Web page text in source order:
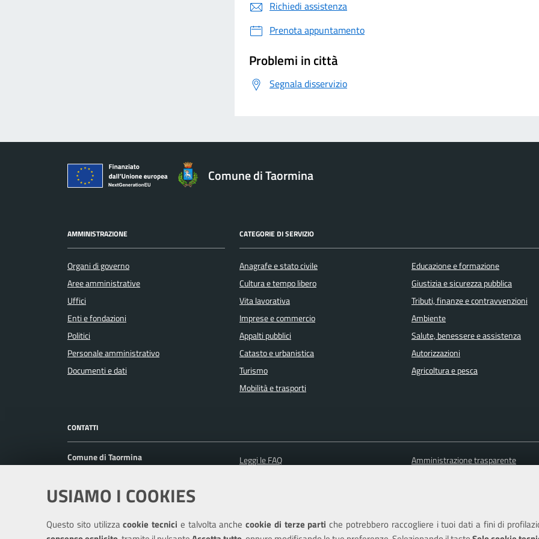
USIAMO I COOKIES
Questo sito utilizzacookie tecnici e talvolta anchecookie di terze parti che potrebbero raccogliere i tuoi dati a fini di
Richiedi assistenza
Prenota appuntamento
Problemi in città
Segnala disservizio
Comune di Taormina
AMMINISTRAZIONE
Organi di governo
Aree amministrative
Uffici
Enti e fondazioni
Politici
Personale amministrativo
Documenti e dati
CATEGORIE DI SERVIZIO
Anagrafe e stato civile
Cultura e tempo libero
Vita lavorativa
Imprese e commercio
Appalti pubblici
Catasto e urbanistica
Turismo
Mobilità e trasporti
Educazione e formazione
Giustizia e sicurezza pubblica
Tributi, finanze e contravvenzioni
Ambiente
Salute, benessere e assistenza
Autorizzazioni
Agricoltura e pesca
CONTATTI
Comune di Taormina
Ufficio Relazioni con il Pubblico
protocollo@pec.comune.taormina.me.it
Centralino unico: +39 0942 6101
Leggi le FAQ
Amministrazione trasparente
Dichiarazione di accessibilità